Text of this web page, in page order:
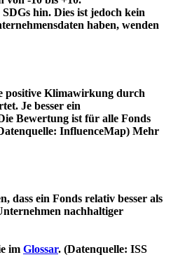
hin. Dies ist jedoch kein
haben, wenden
positive Klimawirkung durch
Je besser ein
Bewertung ist für alle Fonds
InfluenceMap) Mehr
dass ein Fonds relativ besser als
nachhaltiger
im Glossar. (Datenquelle: ISS